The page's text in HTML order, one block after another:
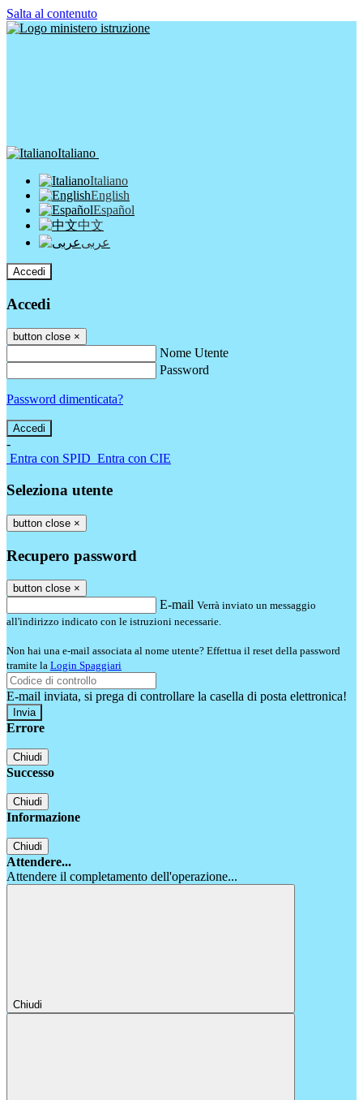
Salta al contenuto
Italiano
Italiano
English
Español
中文
عربى
Accedi
Accedi
button close ×
Nome Utente
Password
Password dimenticata?
-
Entra con SPID Entra con CIE
Seleziona utente
button close ×
Recupero password
button close ×
E-mail Verrà inviato un messaggio
all'indirizzo indicato con le istruzioni necessarie.
Non hai una e-mail associata al nome utente? Effettua il reset della password
tramite la Login Spaggiari
E-mail inviata, si prega di controllare la casella di posta elettronica!
Errore
Chiudi
Successo
Chiudi
Informazione
Chiudi
Attendere...
Attendere il completamento dell'operazione...
Chiudi